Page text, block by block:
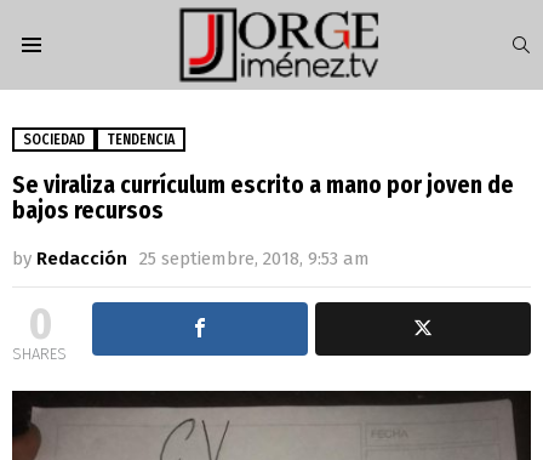
SOCIEDAD TENDENCIA
Se viraliza currículum escrito a mano por joven de
bajos recursos
by Redacción 25 septiembre, 2018, 9:53 am
0
SHARES